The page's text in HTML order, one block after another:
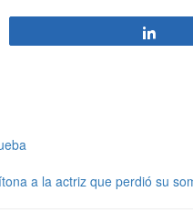
a la actriz que perdió su